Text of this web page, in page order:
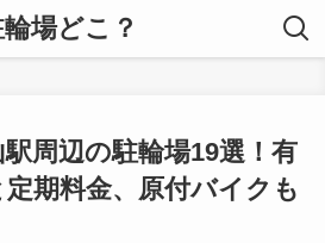
場どこ？
周辺の駐輪場19選！有
期料金、原付バイクも